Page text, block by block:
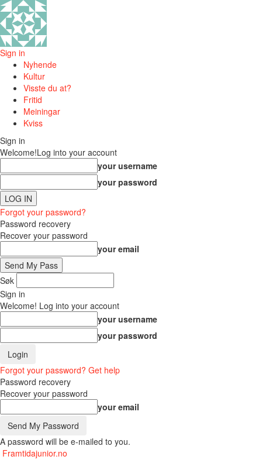
Sign in
Nyhende
Kultur
Visste du at?
Fritid
Meiningar
Kviss
Sign in
Welcome!Log into your account
your username
your password
Forgot your password?
Password recovery
Recover your password
your email
Søk
Sign in
Welcome! Log into your account
your username
your password
Forgot your password? Get help
Password recovery
Recover your password
your email
A password will be e-mailed to you.
Framtidajunior.no